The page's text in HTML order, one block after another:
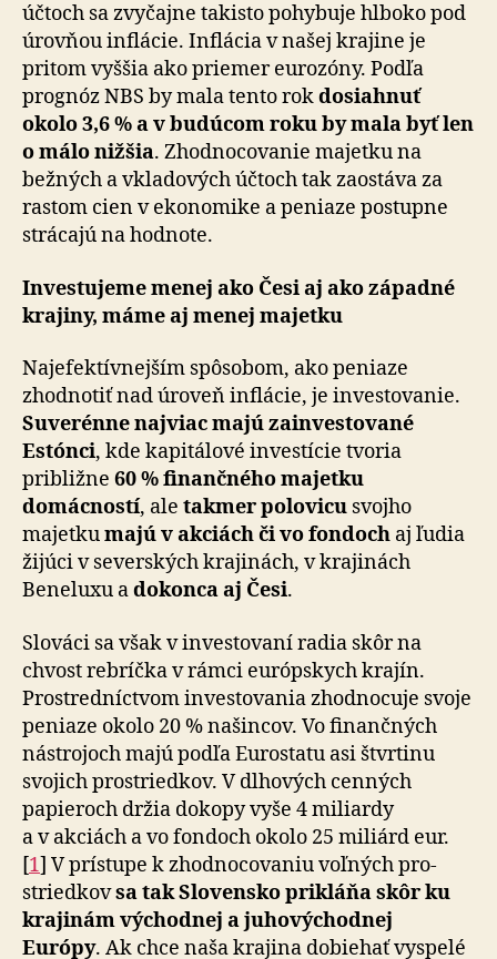
účtoch sa zvyčajne takisto pohybuje hlboko pod
úrovňou inflácie. Inflácia v našej krajine je
pritom vyššia ako priemer eurozóny. Podľa
prognóz NBS by mala tento rokdosiahnuť
okolo 3,6 % a v budúcom roku by mala byť len
o málo nižšia. Zhodnocovanie majetku na
bežných a vkladových účtoch tak zaostáva za
rastom cien v ekonomike a peniaze postupne
strácajú na hodnote.
Investujeme menej ako Česi aj ako západné
krajiny, máme aj menej majetku
Najefektívnejším spôsobom, ako peniaze
zhodnotiť nad úroveň inflácie, je investovanie.
Suverénne najviac majú zainvestované
Estónci, kde kapitálové investície tvoria
približne 60 % finančného majetku
domácností, ale takmer polovicu svojho
majetkumajú v akciách či vo fondoch aj ľudia
žijúci v severských krajinách, v krajinách
Beneluxu adokonca aj Česi.
Slováci sa však v investovaní radia skôr na
chvost reb­ríč­ka v rámci európskych krajín.
Prostredníctvom in­ves­to­va­nia zhodnocuje svoje
peniaze okolo 20 % našincov. Vo fi­nan­čných
nástrojoch majú podľa Eurostatu asi štvrtinu
svojich prostriedkov. V dlhových cenných
papieroch držia dokopy vyše 4 miliardy
a v akciách a vo fondoch okolo 25 miliárd eur.
[1] V prístupe k zhodnocovaniu voľných pro­
stried­kovsa tak Slovensko prikláňa skôr ku
krajinám východnej a juhovýchodnej
Európy. Ak chce naša kra­ji­na dobiehať vyspelé